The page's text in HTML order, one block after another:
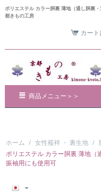
ポリエステル カラー胴裏 薄地（通し胴裏
都きもの工房
カー
商品メニュー＞＞
ホーム / 女性襦袢 ・ 裏生地 /
ポリエステル カラー胴裏 薄地
振袖用にも使用可